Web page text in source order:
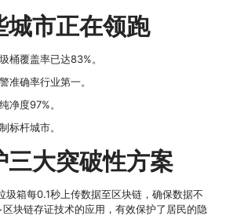
城市正在领跑
桶覆盖率已达83%。
准确率行业第一。
净度97%。
标杆城市。
三大突破性方案
圾箱每0.1秒上传数据至区块链，确保数据不
块链存证技术的应用，有效保护了居民的隐